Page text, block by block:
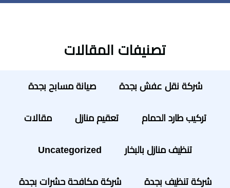
تصنيفات المقالات
شركة نقل عفش بجدة صيانة مسابح بجدة
تركيب طارد الحمام تعقيم منازل مقالات
تنظيف منازل بالبخار Uncategorized
شركة تنظيف بجدة شركة مكافحة حشرات بجدة